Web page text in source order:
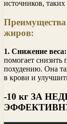
источников,
жиров:
1. Снижение веса:
помогает снизить
похудению. Она
в крови и
-10 кг ЗА